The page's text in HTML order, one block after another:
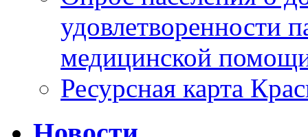
удовлетворенности
медицинской
Ресурсная карта